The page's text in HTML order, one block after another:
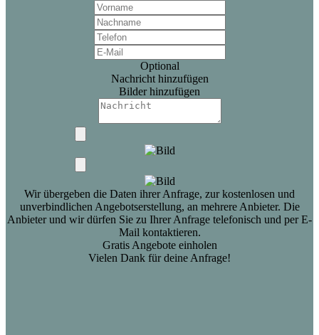
Optional
Nachricht hinzufügen
Bilder hinzufügen
Wir übergeben die Daten ihrer Anfrage, zur kostenlosen und
unverbindlichen Angebotserstellung, an mehrere Anbieter. Die
Anbieter und wir dürfen Sie zu Ihrer Anfrage telefonisch und per E-
Mail kontaktieren.
Gratis Angebote einholen
Vielen Dank für deine Anfrage!